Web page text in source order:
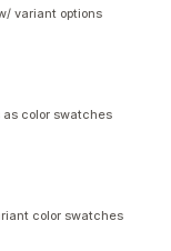
variant options
as color swatches
color swatches